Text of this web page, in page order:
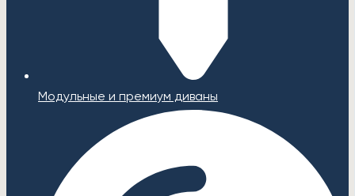
Модульные и премиум диваны